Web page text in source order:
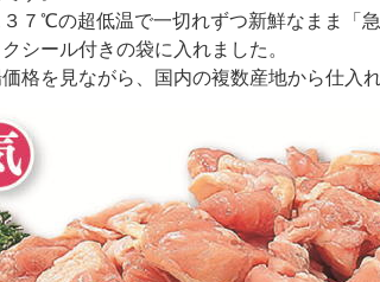
７℃の超低温で一切れずつ新鮮なまま「
シール付きの袋に入れました。
格を見ながら、国内の複数産地から仕入れ